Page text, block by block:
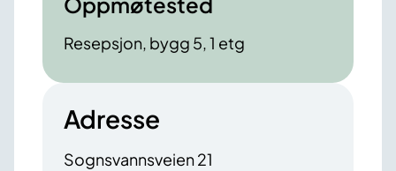
Resepsjon, bygg 5, 1 etg
Adresse
Sognsvannsveien 21